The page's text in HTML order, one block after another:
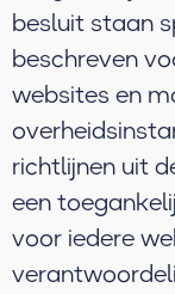
besluit staan
beschreven
websites en
richtlijnen uit
een
voor iedere